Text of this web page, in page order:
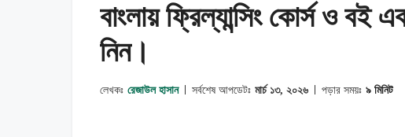
বাংলায় ফ্রিল্যান্সিং কোর্স ও
নিন।
লেখকঃ রেজাউল হাসান সর্বশেষ আপডেটঃ মার্চ ১৩, ২০২৬ পড়ার সময়ঃ ৯ মিনিট